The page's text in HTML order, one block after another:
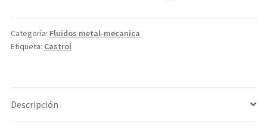
Categoría: Fluidos metal-mecanica
Etiqueta: Castrol
Descripción